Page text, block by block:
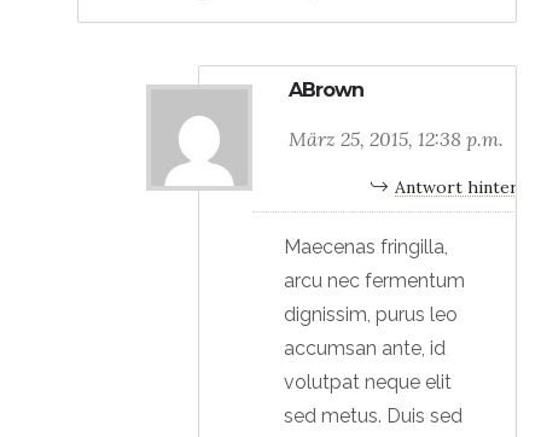
ABrown
März 25, 2015, 12:38 p.m.
Antwort
Maecenas fringilla,
arcu nec fermentum
dignissim, purus leo
accumsan ante, id
volutpat neque elit
sed metus. Duis sed